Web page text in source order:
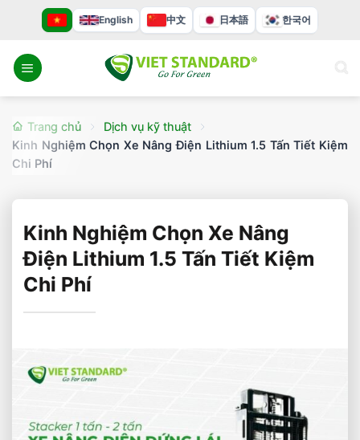
nội
dung
English 中文 日本語 한국어
Trang chủ
Dịch vụ kỹ thuật
Kinh Nghiệm Chọn Xe Nâng Điện Lithium 1.5 Tấn Tiết Kiệm
Chi Phí
Kinh Nghiệm Chọn Xe Nâng
Điện Lithium 1.5 Tấn Tiết Kiệm
Chi Phí